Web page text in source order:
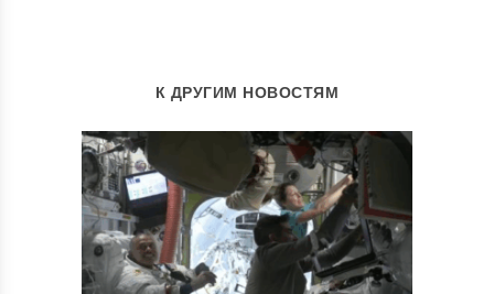
К ДРУГИМ НОВОСТЯМ